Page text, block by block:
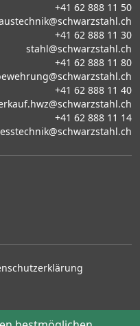
+41 62 888 11 50
+41 62 888 11 30
stahl@schwarzstahl.ch
+41 62 888 11 80
+41 62 888 11 40
+41 62 888 11 14